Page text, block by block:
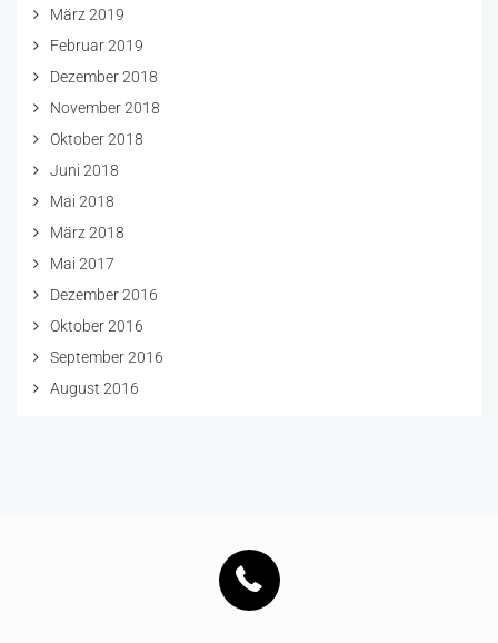
März 2019
Februar 2019
Dezember 2018
November 2018
Oktober 2018
Juni 2018
Mai 2018
März 2018
Mai 2017
Dezember 2016
Oktober 2016
September 2016
August 2016